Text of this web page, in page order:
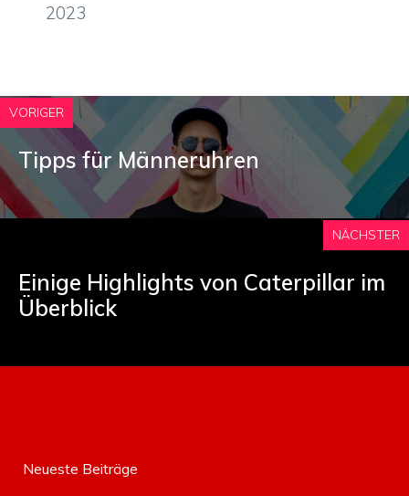
2023
VORIGER
Tipps für Männeruhren
NÄCHSTER
Einige Highlights von Caterpillar im
Überblick
Neueste Beiträge